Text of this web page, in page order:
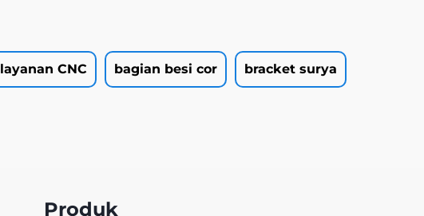
layanan CNC bagian besi cor bracket surya
Produk